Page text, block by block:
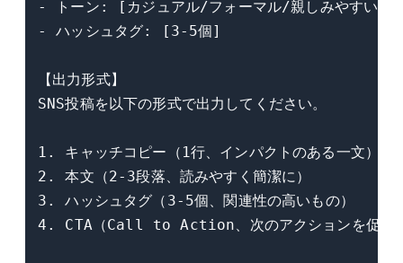
- トーン: [カジュアル/フォーマル/親しみやすい]
- ハッシュタグ: [3-5個]
【出力形式】
SNS投稿を以下の形式で出力してください。
1. キャッチコピー（1行、インパクトのある一文）
2. 本文（2-3段落、読みやすく簡潔に）
3. ハッシュタグ（3-5個、関連性の高いもの）
4. CTA（Call to Action、次のアクションを促す